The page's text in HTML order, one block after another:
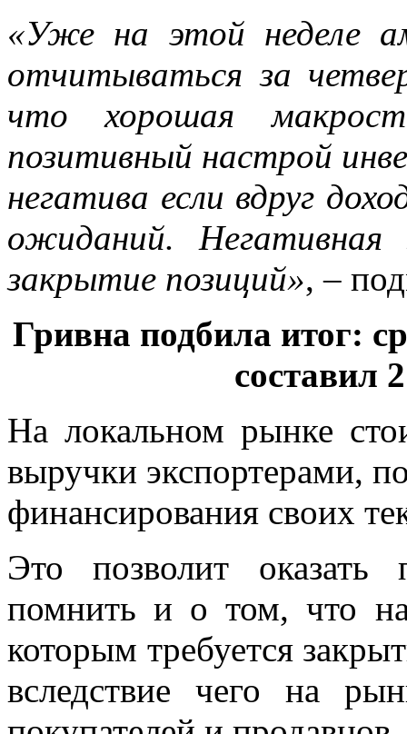
«Уже на этой неделе
отчитываться за
что хорошая
позитивный настрой
негатива если вдруг
ожиданий.
закрытие позиций», –
Гривна подбила итог:
составил
На локальном рынке
выручки экспортерами,
финансирования своих
Это позволит
помнить и о том, что
которым требуется
вследствие чего на